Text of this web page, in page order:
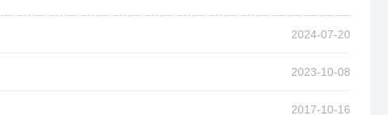
2024-07-20
2023-10-08
2017-10-16